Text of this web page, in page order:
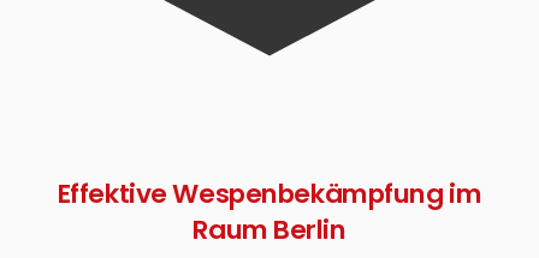
Effektive Wespenbekämpfung im
Raum Berlin